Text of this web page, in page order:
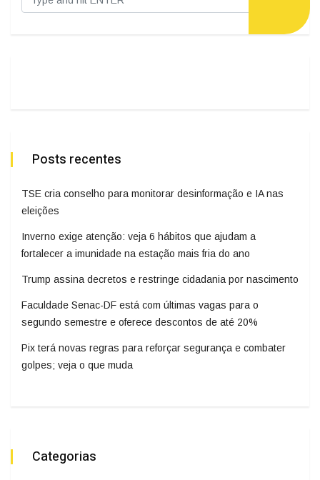
Posts recentes
TSE cria conselho para monitorar desinformação e IA nas
eleições
Inverno exige atenção: veja 6 hábitos que ajudam a
fortalecer a imunidade na estação mais fria do ano
Trump assina decretos e restringe cidadania por nascimento
Faculdade Senac-DF está com últimas vagas para o
segundo semestre e oferece descontos de até 20%
Pix terá novas regras para reforçar segurança e combater
golpes; veja o que muda
Categorias